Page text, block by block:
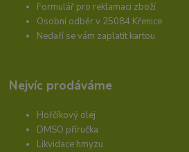
Formulář pro reklamaci zboží
Osobní odběr v 25084 Křenice
Nedaří se vám zaplatit kartou
Nejvíc prodáváme
Hořčíkový olej
DMSO příručka
Likvidace hmyzu